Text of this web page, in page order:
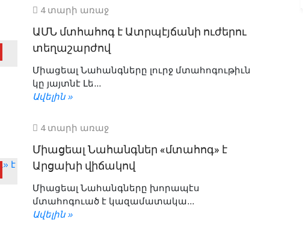
4 տարի առաջ
ԱՄՆ մտհահոգ է Ատրպէյճանի ուժերու
տեղաշարժով
Միացեալ Նահանգները լուրջ մտահոգութիւն
կը յայտնէ Լե...
Ավելին »
4 տարի առաջ
Միացեալ Նահանգներ «մտահոգ» է
Արցախի վիճակով
Միացեալ Նահանգները խորապէս
մտահոգուած է կազամատակա...
Ավելին »